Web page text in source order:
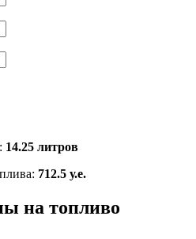
14.25 литров
712.5 у.е.
на топливо